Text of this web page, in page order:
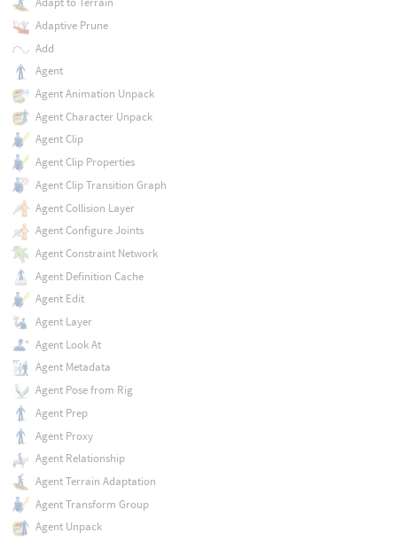
Adaptive Prune
Add
Agent
Agent Animation Unpack
Agent Character Unpack
Agent Clip
Agent Clip Properties
Agent Clip Transition Graph
Agent Collision Layer
Agent Configure Joints
Agent Constraint Network
Agent Definition Cache
Agent Edit
Agent Layer
Agent Look At
Agent Metadata
Agent Pose from Rig
Agent Prep
Agent Proxy
Agent Relationship
Agent Terrain Adaptation
Agent Transform Group
Agent Unpack